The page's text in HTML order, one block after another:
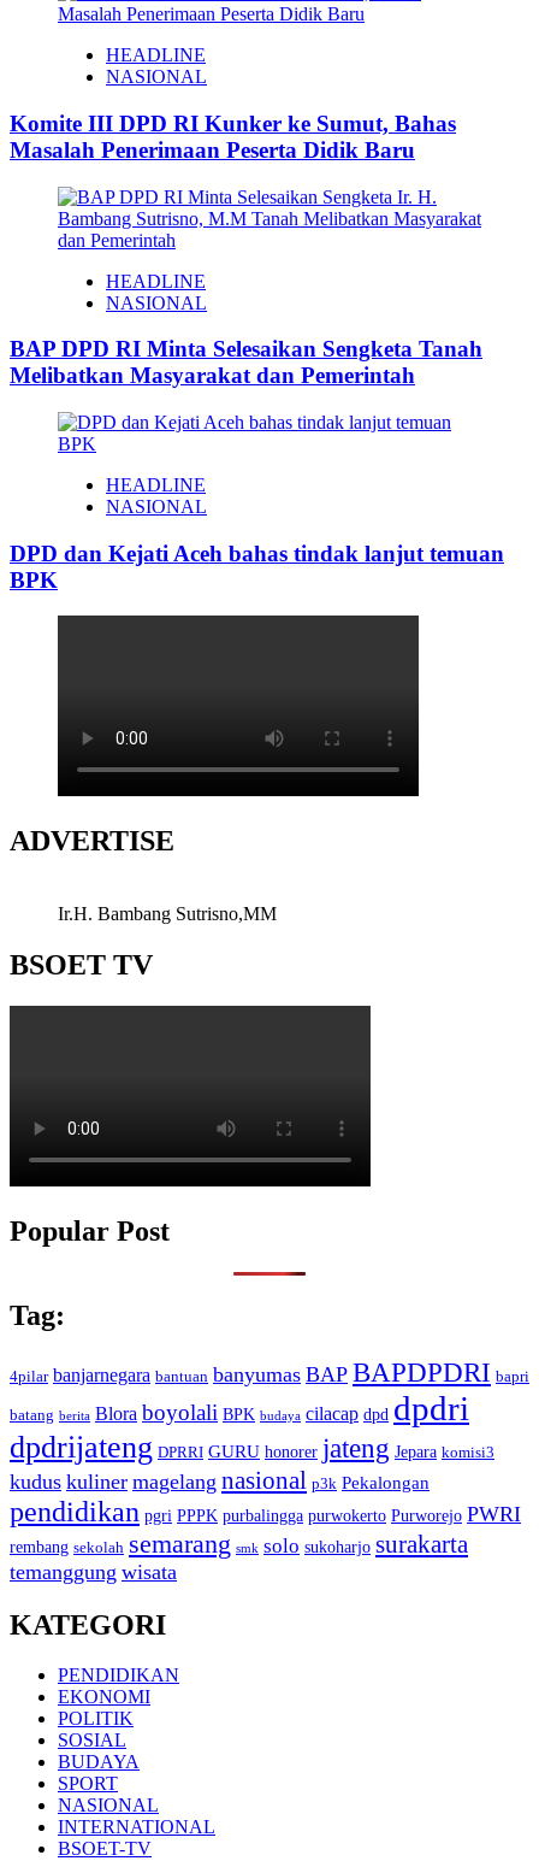
HEADLINE
NASIONAL
Komite III DPD RI Kunker ke Sumut, Bahas
Masalah Penerimaan Peserta Didik Baru
HEADLINE
NASIONAL
BAP DPD RI Minta Selesaikan Sengketa Tanah
Melibatkan Masyarakat dan Pemerintah
HEADLINE
NASIONAL
DPD dan Kejati Aceh bahas tindak lanjut temuan
BPK
ADVERTISE
Ir.H. Bambang Sutrisno,MM
BSOET TV
Popular Post
Tag:
4pilar banjarnegara bantuan banyumas BAP BAPDPDRI bapri
batang berita Blora boyolali BPK budaya cilacap dpd dpdri
dpdrijateng DPRRI GURU honorer jateng Jepara komisi3
kudus kuliner magelang nasional p3k Pekalongan
pendidikan pgri PPPK purbalingga purwokerto Purworejo PWRI
rembang sekolah semarang smk solo sukoharjo surakarta
temanggung wisata
KATEGORI
PENDIDIKAN
EKONOMI
POLITIK
SOSIAL
BUDAYA
SPORT
NASIONAL
INTERNATIONAL
BSOET-TV